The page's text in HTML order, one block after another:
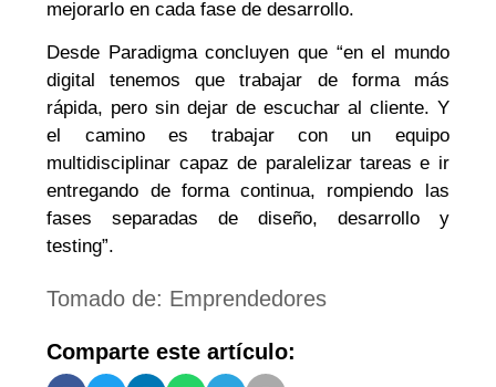
mejorarlo en cada fase de desarrollo.
Desde Paradigma concluyen que “en el mundo
digital tenemos que trabajar de forma más
rápida, pero sin dejar de escuchar al cliente. Y
el camino es trabajar con un equipo
multidisciplinar capaz de paralelizar tareas e ir
entregando de forma continua, rompiendo las
fases separadas de diseño, desarrollo y
testing”.
Tomado de: Emprendedores
Comparte este artículo: